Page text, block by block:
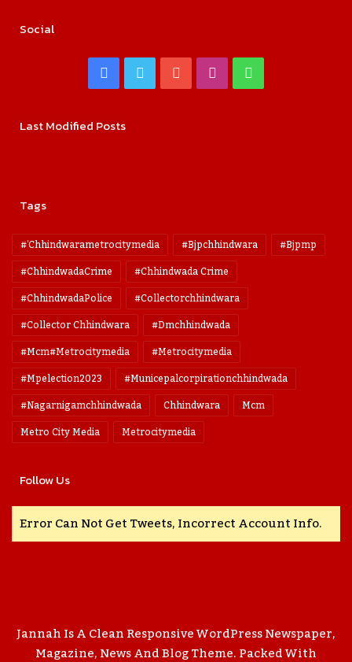
Social
Facebook
Twitter YouTubeInstagram
Last Modified Posts
Tags
#'chhindwarametrocitymedia #bjpchhindwara
#bjpmp
#ChhindwadaCrime
#Chhindwada Crime
#ChhindwadaPolice
#collectorchhindwara
#collector Chhindwara
#dmchhindwada
#mcm#metrocitymedia
#metrocitymedia
#mpelection2023
#municepalcorpirationchhindwada
#nagarnigamchhindwada
Chhindwara
Mcm
Metro City Media
Metrocitymedia
Follow Us
Error Can Not Get Tweets, Incorrect Account Info.
Jannah Is A Clean Responsive WordPress Newspaper,
Magazine, News And Blog Theme. Packed With